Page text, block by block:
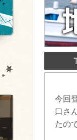
今回
口さ
たの